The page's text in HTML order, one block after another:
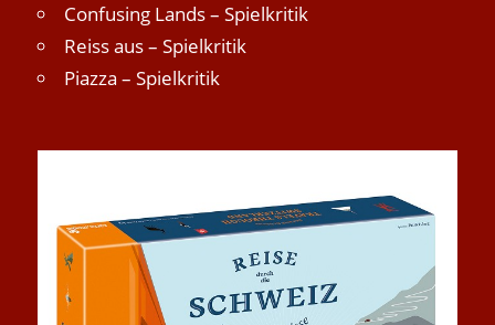
Confusing Lands – Spielkritik
Reiss aus – Spielkritik
Piazza – Spielkritik